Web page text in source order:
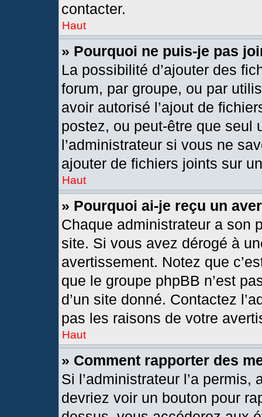
contacter.
Haut
» Pourquoi ne puis-je pas
La possibilité d’ajouter des
forum, par groupe, ou par
avoir autorisé l’ajout de
postez, ou peut-être que seul
l’administrateur si vous ne
ajouter de fichiers joints sur
Haut
» Pourquoi ai-je reçu un
Chaque administrateur a son
site. Si vous avez dérogé à
avertissement. Notez que
que le groupe phpBB n’est
d’un site donné. Contactez
pas les raisons de votre
Haut
» Comment rapporter des
Si l’administrateur l’a
devriez voir un bouton pour